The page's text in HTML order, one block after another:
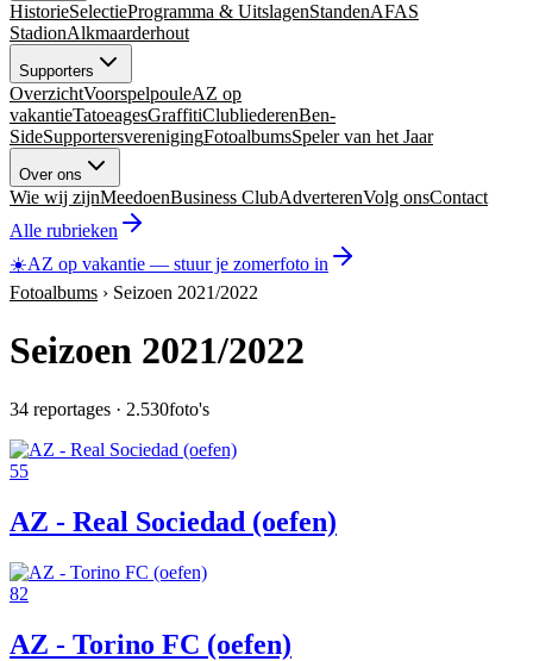
HistorieSelectieProgramma & UitslagenStandenAFAS
StadionAlkmaarderhout
Supporters
OverzichtVoorspelpouleAZ op
vakantieTatoeagesGraffitiClubliederenBen-
SideSupportersverenigingFotoalbumsSpeler van het Jaar
Over ons
Wie wij zijnMeedoenBusiness ClubAdverterenVolg onsContact
Alle rubrieken
☀️AZ op vakantie — stuur je zomerfoto in
Fotoalbums › Seizoen 2021/2022
Seizoen 2021/2022
34 reportages · 2.530foto's
55
AZ - Real Sociedad (oefen)
82
AZ - Torino FC (oefen)